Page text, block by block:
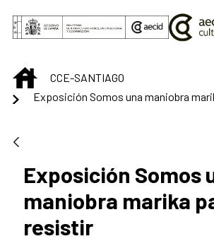
Saltar al contenido principal
INICIOCCE-SANTIAGO
Exposición Somos
maniobra marika
resistir